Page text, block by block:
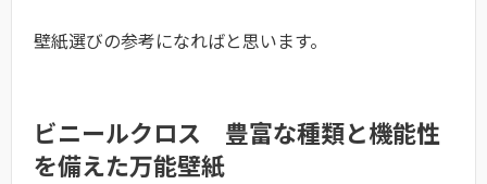
壁紙選びの参考になればと思います。
ビニールクロス 豊富な種類と機能性
を備えた万能壁紙